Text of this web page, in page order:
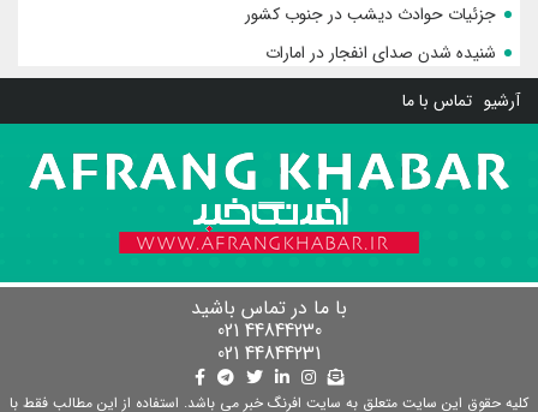
جزئیات حوادث دیشب در جنوب کشور
شنیده شدن صدای انفجار در امارات
آرشیو تماس با ما
با ما در تماس باشید
44844230 021
44844231 021
کلیه حقوق این سایت متعلق به سایت افرنگ خبر می باشد. استفاده از این مطالب فقط با